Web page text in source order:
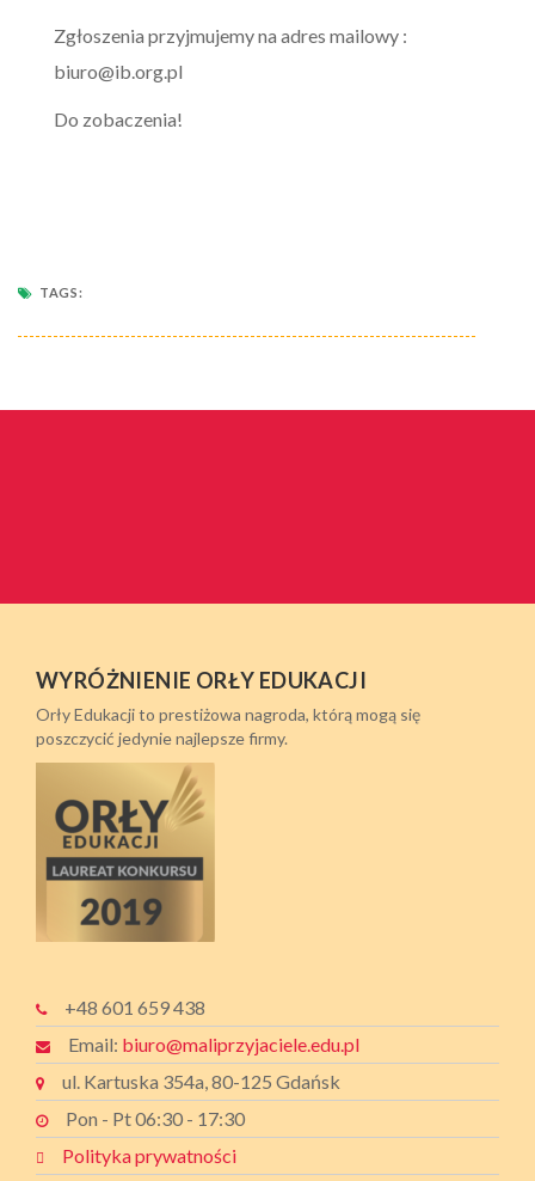
Zgłoszenia przyjmujemy na adres mailowy :
biuro@ib.org.pl
Do zobaczenia!
TAGS:
WYRÓŻNIENIE ORŁY EDUKACJI
Orły Edukacji to prestiżowa nagroda, którą mogą się
poszczycić jedynie najlepsze firmy.
+48 601 659 438
Email: biuro@maliprzyjaciele.edu.pl
ul. Kartuska 354a, 80-125 Gdańsk
Pon - Pt 06:30 - 17:30
Polityka prywatności